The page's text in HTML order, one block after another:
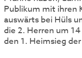
Publikum mit ihren
auswärts bei Hüls
die 2. Herren um
den 1. Heimsieg